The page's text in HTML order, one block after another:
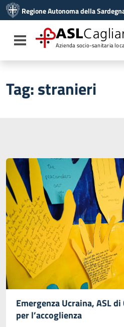
Vai al menu di navigazione
Vai al footer
Regione Autonoma della
Toggle navigation
ASL
Azienda socio-sanitaria
Tag:stranieri
Emergenza Ucraina, ASL
per l’accoglienza